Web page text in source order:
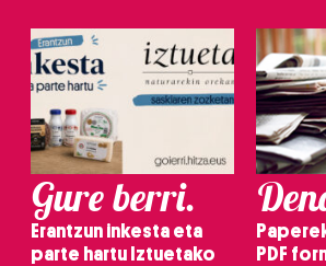
Gure berri.
Erantzun inkesta eta
parte hartu Iztuetako
PDF